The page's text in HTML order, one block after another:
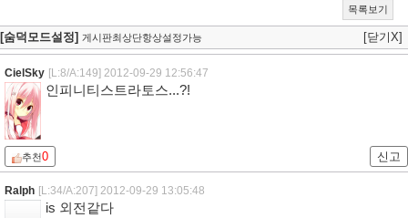
목록보기
[숨덕모드설정] 게시판최상단항상설정가능 [닫기X]
CielSky [L:8/A:149] 2012-09-29 12:56:47
인피니티스트라토스...?!
추천0 신고
Ralph [L:34/A:207] 2012-09-29 13:05:48
is 외전같다